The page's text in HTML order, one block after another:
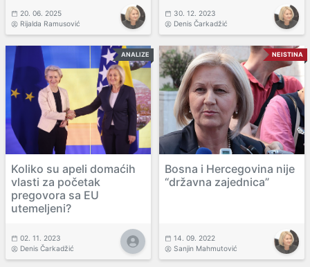
20. 06. 2025
Rijalda Ramusović
30. 12. 2023
Denis Čarkadžić
ANALIZE
Koliko su apeli domaćih
vlasti za početak
pregovora sa EU
utemeljeni?
02. 11. 2023
Denis Čarkadžić
NEISTINA
Bosna i Hercegovina nije
“državna zajednica”
14. 09. 2022
Sanjin Mahmutović